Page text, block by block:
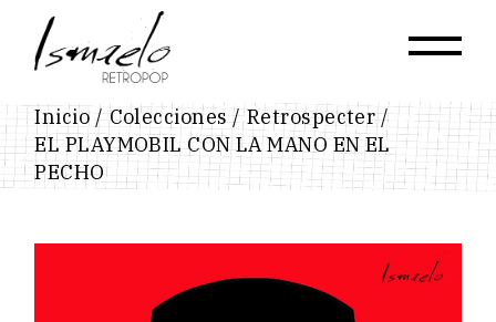
content
Inicio Colecciones
Retrospecter
EL PLAYMOBIL CON LA MANO EN EL
PECHO